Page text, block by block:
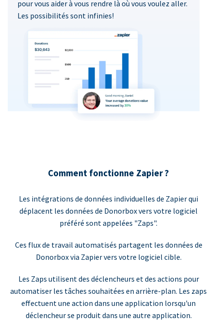
pour vous aider à vous rendre là où vous voulez aller.
Les possibilités sont infinies!
Comment fonctionne Zapier ?
Les intégrations de données individuelles de Zapier qui
déplacent les données de Donorbox vers votre logiciel
préféré sont appelées "Zaps".
Ces flux de travail automatisés partagent les données de
Donorbox via Zapier vers votre logiciel cible.
Les Zaps utilisent des déclencheurs et des actions pour
automatiser les tâches souhaitées en arrière-plan. Les zaps
effectuent une action dans une application lorsqu'un
déclencheur se produit dans une autre application.